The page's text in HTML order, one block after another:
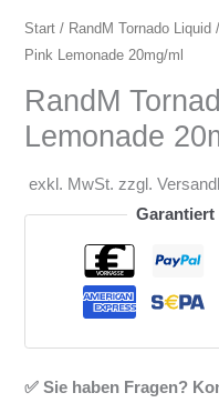
Start / RandM Tornado Liquid
Pink Lemonade 20mg/ml
RandM
Lemonade
exkl. MwSt. zzgl.
Garantiert
✅ Sie haben Fragen?